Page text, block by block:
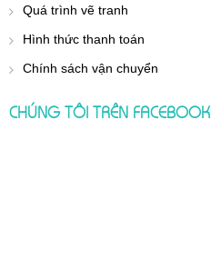
Quá trình vẽ tranh
Hình thức thanh toán
Chính sách vận chuyển
CHÚNG TÔI TRÊN FACEBOOK